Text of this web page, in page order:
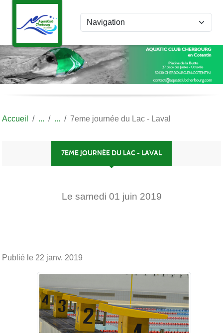
Accueil 7eme journée du Lac - Laval
7EME JOURNÉE DU LAC - LAVAL
Le samedi 01 juin 2019
Publié le 22 janv. 2019
Panneau de gestion des cookies